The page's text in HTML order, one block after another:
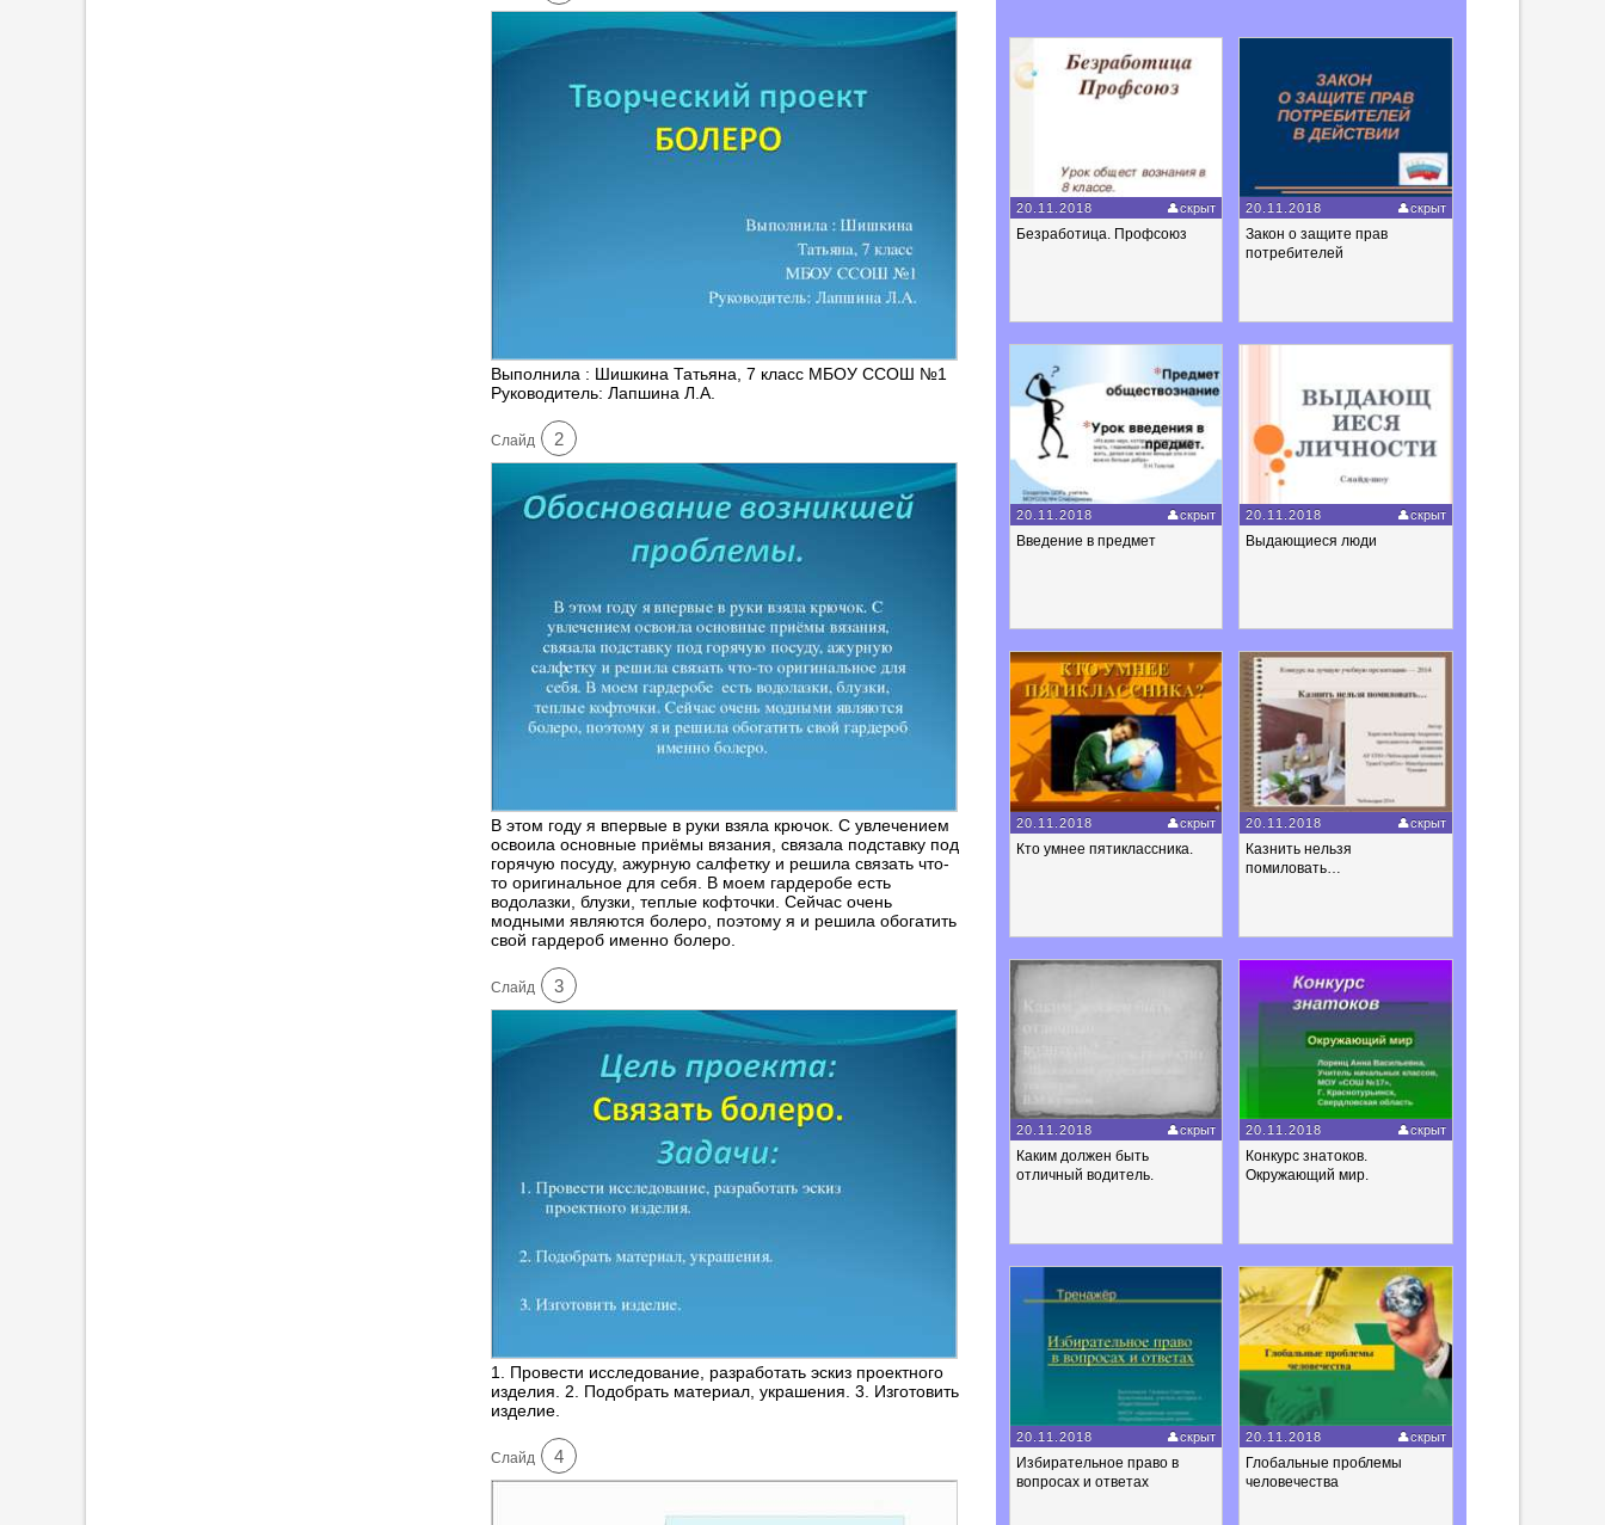
Выполнила : Шишкина Татьяна, 7 класс МБОУ ССОШ №1
Руководитель: Лапшина Л.А.
Cлайд 2
В этом году я впервые в руки взяла крючок. С увлечением
освоила основные приёмы вязания, связала подставку под
горячую посуду, ажурную салфетку и решила связать что-
то оригинальное для себя. В моем гардеробе есть
водолазки, блузки, теплые кофточки. Сейчас очень
модными являются болеро, поэтому я и решила обогатить
свой гардероб именно болеро.
Cлайд 3
1. Провести исследование, разработать эскиз проектного
изделия. 2. Подобрать материал, украшения. 3. Изготовить
изделие.
Cлайд 4
20.11.2018 скрыт
Безработица. Профсоюз
20.11.2018 скрыт
Закон о защите прав
потребителей
20.11.2018 скрыт
Введение в предмет
20.11.2018 скрыт
Выдающиеся люди
20.11.2018 скрыт
Кто умнее пятиклассника.
20.11.2018 скрыт
Казнить нельзя
помиловать…
20.11.2018 скрыт
Каким должен быть
отличный водитель.
20.11.2018 скрыт
Конкурс знатоков.
Окружающий мир.
20.11.2018 скрыт
Избирательное право в
вопросах и ответах
20.11.2018 скрыт
Глобальные проблемы
человечества